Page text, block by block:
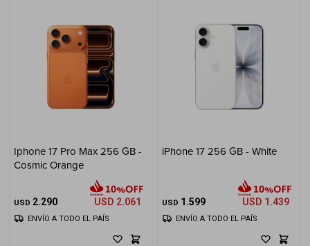
Iphone 17 Pro Max 256 GB -
Cosmic Orange
USD 2.290 USD 2.061
ENVÍO A TODO EL PAÍS
iPhone 17 256 GB - White
USD 1.599 USD 1.439
ENVÍO A TODO EL PAÍS
Tecnología
TV y Audio
Wearables
Accesorios
Monitores